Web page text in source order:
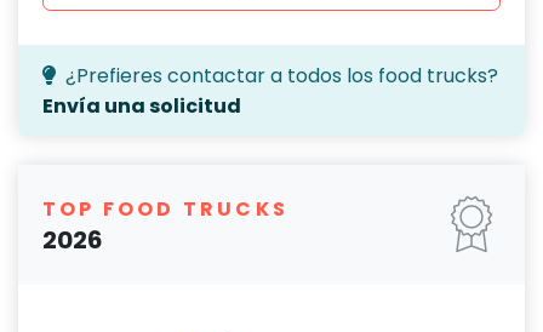
¿Prefieres contactar a todos los food trucks?
Envía una solicitud
TOP FOOD TRUCKS
2026